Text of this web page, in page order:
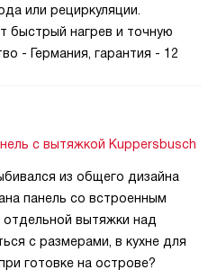
или рециркуляции.
быстрый нагрев и точную
- Германия, гарантия - 12
с вытяжкой Kuppersbusch
из общего дизайна
панель со встроенным
вытяжки над
с размерами, в кухне для
готовке на острове?